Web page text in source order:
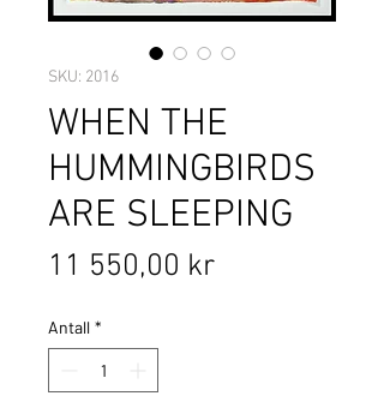
SKU: 2016
WHEN THE
HUMMINGBIRDS
ARE SLEEPING
11 550,00 krPris
Antall *